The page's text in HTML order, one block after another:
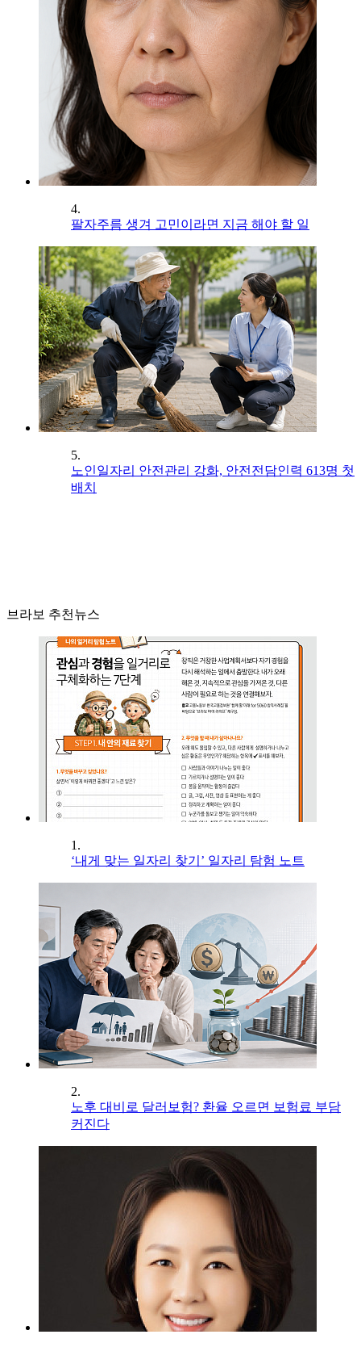
4.
팔자주름 생겨 고민이라면 지금 해야 할 일
5.
노인일자리 안전관리 강화, 안전전담인력 613명 첫
배치
브라보 추천뉴스
1.
‘내게 맞는 일자리 찾기’ 일자리 탐험 노트
2.
노후 대비로 달러보험? 환율 오르면 보험료 부담
커진다